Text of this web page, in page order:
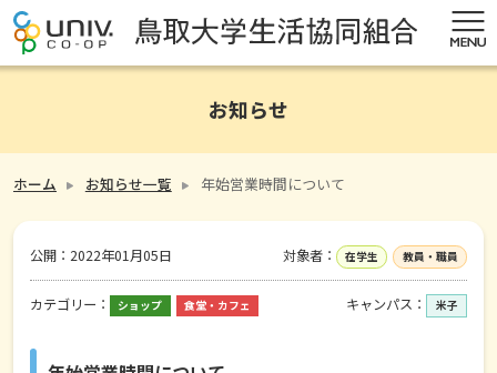
お知らせ
ホーム お知らせ一覧 年始営業時間について
公開： 2022年01月05日 対象者： 在学生 教員・職員
カテゴリー： ショップ 食堂・カフェ キャンパス： 米子